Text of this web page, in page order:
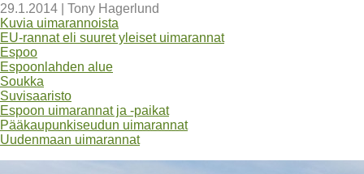
29.1.2014
Tony Hagerlund
Kuvia uimarannoista
EU-rannat eli suuret yleiset uimarannat
Espoo
Espoonlahden alue
Soukka
Suvisaaristo
Espoon uimarannat ja -paikat
Pääkaupunkiseudun uimarannat
Uudenmaan uimarannat